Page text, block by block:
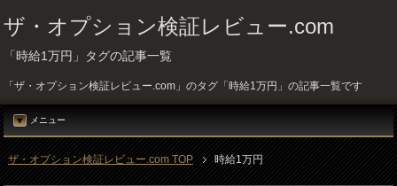
ザ・オプション検証レビュー.com
「時給1万円」タグの記事一覧
「ザ・オプション検証レビュー.com」のタグ「時給1万円」の記事一覧です
メニュー
ザ・オプション検証レビュー.com TOP 時給1万円